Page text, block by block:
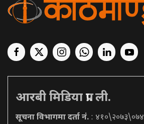
आरबी मिडिया प्रा. ली.
सूचना विभागमा दर्ता नं. : ४१०\२०७३\०७४